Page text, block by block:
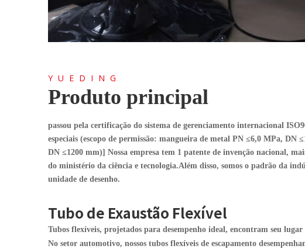
YUEDING
Produto principal
passou pela certificação do sistema de gerenciamento internacional
especiais (escopo de permissão: mangueira de metal PN ≤6,0 MPa,
DN ≤1200 mm)] Nossa empresa tem 1 patente de invenção nacional,
do ministério da ciência e tecnologia.Além disso, somos o padrão da
unidade de desenho.
Tubo de Exaustão Flexível
Tubos flexíveis, projetados para desempenho ideal, encontram seu
No setor automotivo, nossos tubos flexíveis de escapamento